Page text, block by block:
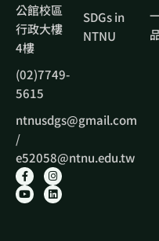
公館校區
行政大樓
4樓
(02)7749-
5615
ntnusdgs@gmail.com
/
e52058@ntnu.edu.tw
SDGs in
NTNU